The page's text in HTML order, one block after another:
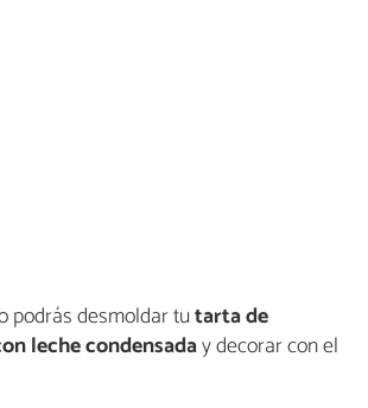
podrás desmoldar tutarta de
leche condensaday decorar con el